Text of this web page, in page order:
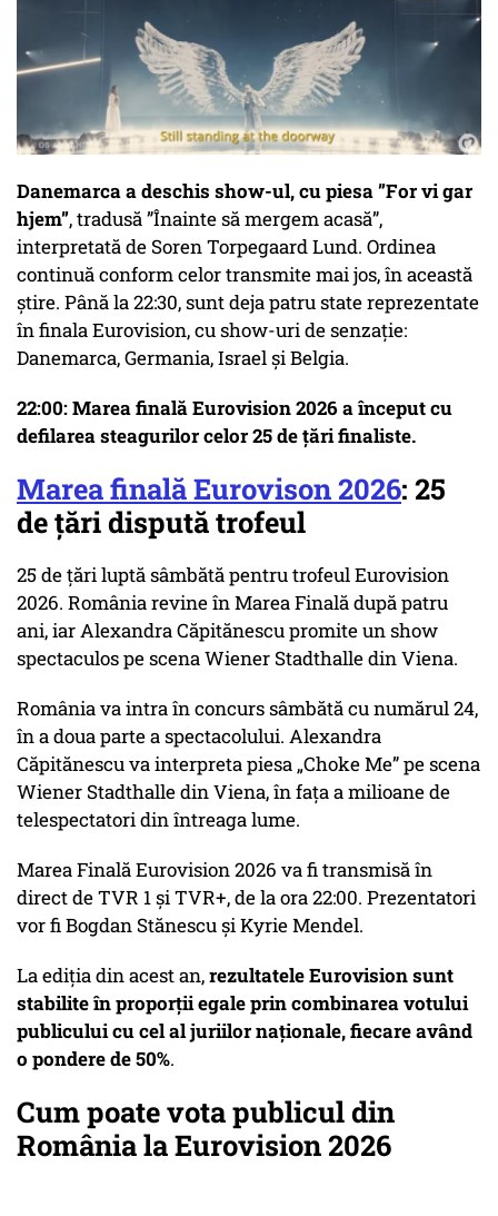
Danemarca a deschis show-ul, cu piesa ”For vi gar
hjem”, tradusă ”Înainte să mergem acasă”,
interpretată de Soren Torpegaard Lund. Ordinea
continuă conform celor transmite mai jos, în această
știre. Până la 22:30, sunt deja patru state reprezentate
în finala Eurovision, cu show-uri de senzație:
Danemarca, Germania, Israel și Belgia.
22:00: Marea finală Eurovision 2026 a început cu
defilarea steagurilor celor 25 de țări finaliste.
Marea finală Eurovison 2026: 25
de țări dispută trofeul
25 de țări luptă sâmbătă pentru trofeul Eurovision
2026. România revine în Marea Finală după patru
ani, iar Alexandra Căpitănescu promite un show
spectaculos pe scena Wiener Stadthalle din Viena.
România va intra în concurs sâmbătă cu numărul 24,
în a doua parte a spectacolului. Alexandra
Căpitănescu va interpreta piesa „Choke Me” pe scena
Wiener Stadthalle din Viena, în fața a milioane de
telespectatori din întreaga lume.
Marea Finală Eurovision 2026 va fi transmisă în
direct de TVR 1 şi TVR+, de la ora 22:00. Prezentatori
vor fi Bogdan Stănescu și Kyrie Mendel.
La ediția din acest an,rezultatele Eurovision sunt
stabilite în proporții egale prin combinarea votului
publicului cu cel al juriilor naționale, fiecare având
o pondere de 50%.
Cum poate vota publicul din
România la Eurovision 2026